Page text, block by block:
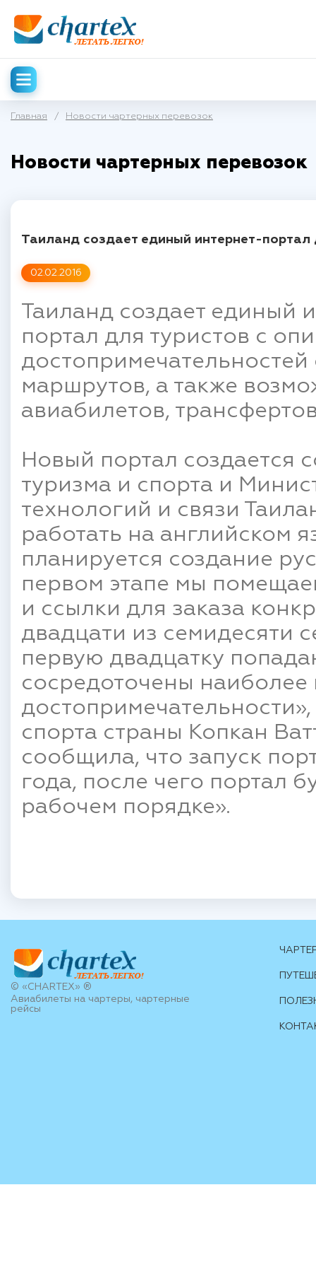
Главная / Новости чартерных перевозок
Новости чартерных перевозок
02.02.2016
Таиланд создает единый интернет-портал
Таиланд создает единый
портал для туристов с
достопримечательностей
маршрутов, а также
авиабилетов,
Новый портал создается
туризма и спорта и
технологий и связи
работать на английском
планируется создание
первом этапе мы
и ссылки для заказа
двадцати из семидесяти
первую двадцатку
сосредоточены наиболее
спорта страны Копкан
сообщила, что запуск
года, после чего портал
рабочем порядке».
© «CHARTEX» ®
Авиабилеты на чартеры, чартерные
рейсы